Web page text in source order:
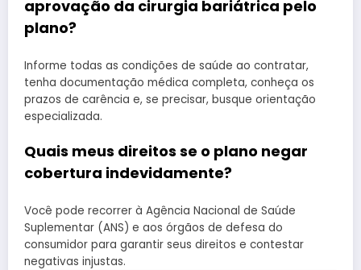
aprovação da cirurgia bariátrica pelo
plano?
Informe todas as condições de saúde ao contratar,
tenha documentação médica completa, conheça os
prazos de carência e, se precisar, busque orientação
especializada.
Quais meus direitos se o plano negar
cobertura indevidamente?
Você pode recorrer à Agência Nacional de Saúde
Suplementar (ANS) e aos órgãos de defesa do
consumidor para garantir seus direitos e contestar
negativas injustas.